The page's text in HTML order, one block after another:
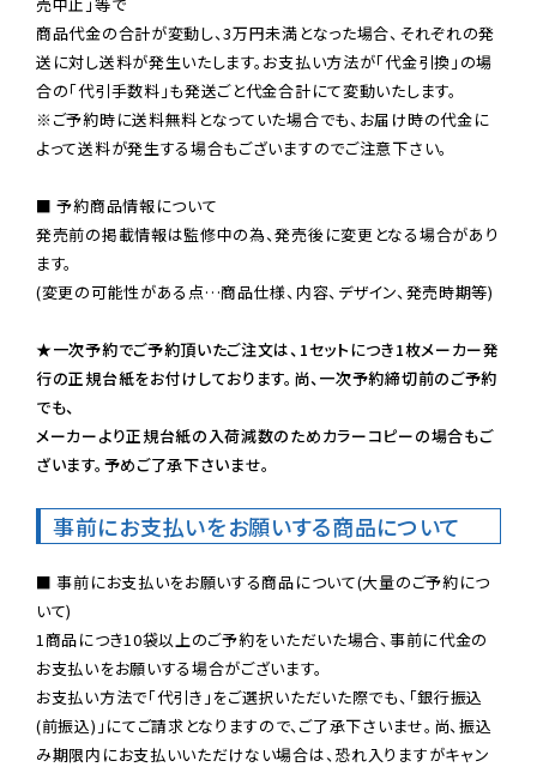
商品代金の合計が変動し、3万円未満となった場合、それぞれの発
送に対し送料が発生いたします。お支払い方法が「代金引換」の場
※ご予約時に送料無料となっていた場合でも、お届け時の代金に
よって送料が発生する場合もございますのでご注意下さい。
■ 予約商品情報について
発売前の掲載情報は監修中の為、発売後に変更となる場合があり
ます。
(変更の可能性がある点…商品仕様、内容、デザイン、発売時期等)
★一次予約でご予約頂いたご注文は、1セットにつき1枚メーカー発
行の正規台紙をお付けしております。尚、一次予約締切前のご予約
でも、
メーカーより正規台紙の入荷減数のためカラーコピーの場合もご
ざいます。予めご了承下さいませ。
事前にお支払いをお願いする商品について
■ 事前にお支払いをお願いする商品について(大量のご予約につ
いて)
1商品につき10袋以上のご予約をいただいた場合、事前に代金の
お支払いをお願いする場合がございます。
お支払い方法で「代引き」をご選択いただいた際でも、「銀行振込
(前振込)」にてご請求となりますので、ご了承下さいませ。尚、振込
み期限内にお支払いいただけない場合は、恐れ入りますがキャン